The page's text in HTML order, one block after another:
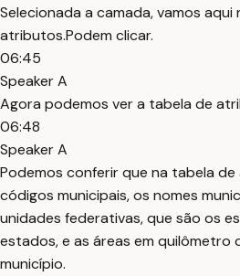
Selecionada a camada, vamos
atributos.Podem clicar.
06:45
Speaker A
Agora podemos ver a tabela de
06:48
Speaker A
Podemos conferir que na tabela
códigos municipais, os nomes
unidades federativas, que são os
estados, e as áreas em quilômetro
município.